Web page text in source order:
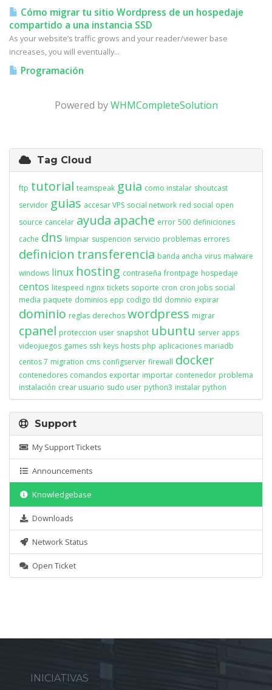
Cómo migrar tu sitio Wordpress de un hospedaje
compartido a una instancia SSD
As your website’s traffic grows and your reader/viewer base
increases, you will eventually...
Programación
Powered byWHMCompleteSolution
Tag Cloud
ftp tutorial teamspeak guia como instalar shoutcast
servidor guias accesar VPS social network red social open
source cancelar ayuda apache error 500 definiciones
cache dns limpiar suspencion servicio problemas errores
definicion transferencia banda ancha virus malware
windows linux hosting contraseña frontpage hospedaje
centos litespeed nginx tickets soporte cron cron jobs social
media paquete dominios epp codigo tld domnio expirar
dominio reglas derechos wordpress migrar
cpanel proteccion user snapshot ubuntu server apps
videojuegos games ssh keys hosts php aplicaciones mariadb
centos 7 migration cms configserver firewall docker
contenedores comandos exportar importar contenedor problema
instalación crear usuario sudo user python3 instalar python
Support
My Support Tickets
Announcements
Knowledgebase
Downloads
Network Status
Open Ticket
INICIATIVAS